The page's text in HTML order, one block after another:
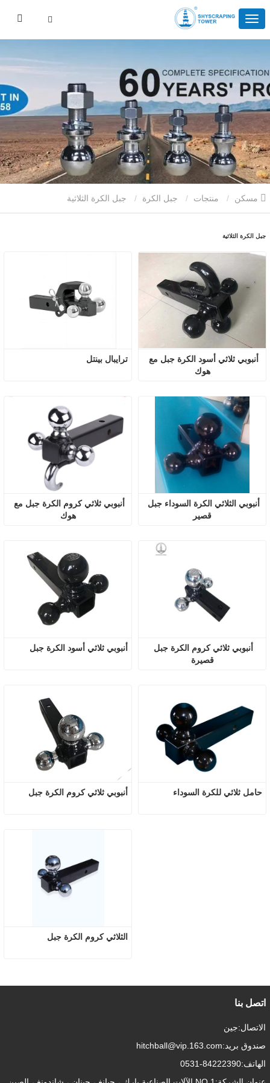
منتجات جبل الكرة
جبل الكرة الثلاثية
ترايبال بينتل
هوك
هوك
قصير
أنبوبي ثلاثي أسود الكرة جبل
قصيرة
أنبوبي ثلاثي كروم الكرة جبل حامل ثلاثي للكرة السوداء
الثلاثي كروم الكرة جبل
اتصل بنا
الاتصال:جين
صندوق بريد:hitchball@vip.163.com
الهاتف:0531-84222390